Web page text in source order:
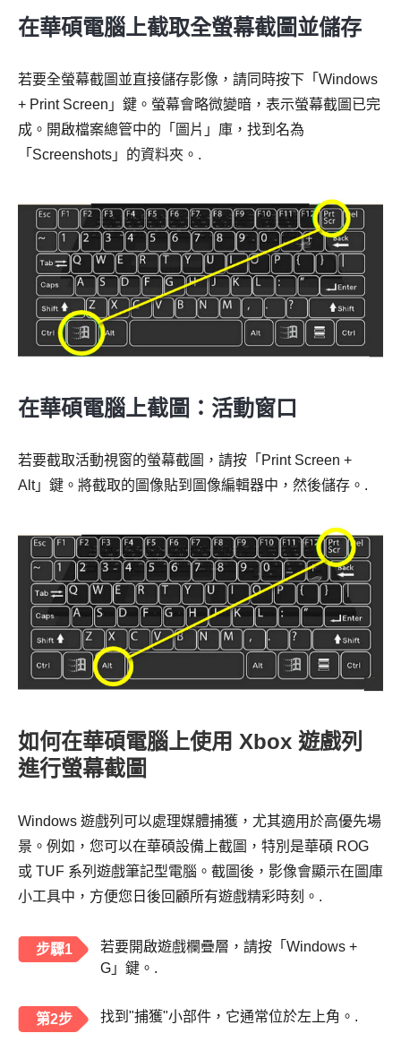
在華碩電腦上截取全螢幕截圖並儲存
若要全螢幕截圖並直接儲存影像，請同時按下「Windows
+ Print Screen」鍵。螢幕會略微變暗，表示螢幕截圖已完
成。開啟檔案總管中的「圖片」庫，找到名為
「Screenshots」的資料夾。.
在華碩電腦上截圖：活動窗口
若要截取活動視窗的螢幕截圖，請按「Print Screen +
Alt」鍵。將截取的圖像貼到圖像編輯器中，然後儲存。.
如何在華碩電腦上使用 Xbox 遊戲列
進行螢幕截圖
Windows 遊戲列可以處理媒體捕獲，尤其適用於高優先場
景。例如，您可以在華碩設備上截圖，特別是華碩 ROG
或 TUF 系列遊戲筆記型電腦。截圖後，影像會顯示在圖庫
小工具中，方便您日後回顧所有遊戲精彩時刻。.
步驟1
若要開啟遊戲欄疊層，請按「Windows +
G」鍵。.
第2步 找到"捕獲"小部件，它通常位於左上角。.